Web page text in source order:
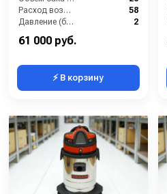
Расход воздуха (л/сек):
58
Давление (бар):
2
Мощность (Вт):
61 000 руб.
⚡ В корзину